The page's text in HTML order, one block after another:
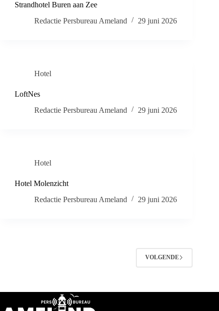
Strandhotel Buren aan Zee
Redactie Persbureau Ameland
29 juni 2026
Hotel
LoftNes
Redactie Persbureau Ameland
29 juni 2026
Hotel
Hotel Molenzicht
Redactie Persbureau Ameland
29 juni 2026
VOLGENDE